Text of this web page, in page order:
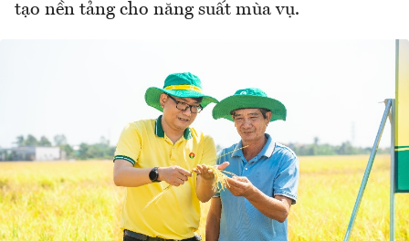
tạo nền tảng cho năng suất mùa vụ.